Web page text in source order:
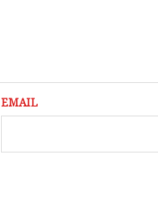
EMAIL